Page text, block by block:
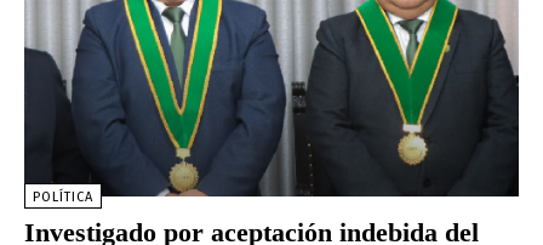
POLÍTICA
Investigado por aceptación indebida del